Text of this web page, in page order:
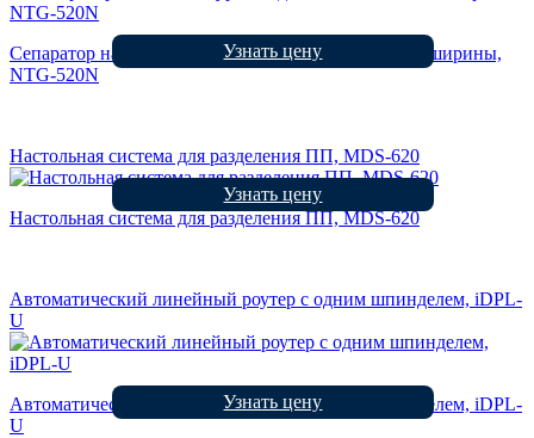
Сепаратор начального уровня для плат небольшой ширины,
NTG-520N
Узнать цену
Настольная система для разделения ПП, MDS-620
Настольная система для разделения ПП, MDS-620
Узнать цену
Автоматический линейный роутер с одним шпинделем, iDPL-
U
Автоматический линейный роутер с одним шпинделем, iDPL-
U
Узнать цену